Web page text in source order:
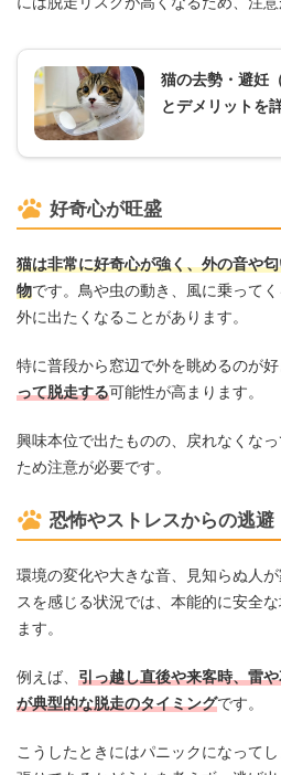
猫の去勢・避妊
とデメリットを
好奇心が旺盛
猫は非常に好奇心が強く、外の音や
物です。鳥や虫の動き、風に乗って
外に出たくなることがあります。
特に普段から窓辺で外を眺めるのが好
って脱走する可能性が高まります。
興味本位で出たものの、戻れなくな
ため注意が必要です。
恐怖やストレスからの逃避
環境の変化や大きな音、見知らぬ人
スを感じる状況では、本能的に安全
ます。
例えば、 引っ越し直後や来客時、雷
が典型的な脱走のタイミングです。
こうしたときにはパニックになって